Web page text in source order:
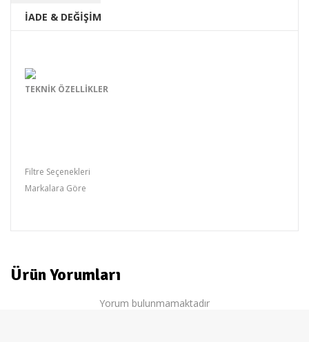
İADE & DEĞİŞİM
TEKNİK ÖZELLİKLER
Filtre Seçenekleri
Markalara Göre
Ürün Yorumları
Yorum bulunmamaktadır